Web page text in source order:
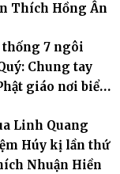
Thích Hồng Ân
thống 7 ngôi
Chung tay
giáo nơi biển
Linh Quang
Húy kị lần thứ
Nhuận Hiền